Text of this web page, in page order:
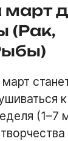
март
(Рак,
март
(1–7